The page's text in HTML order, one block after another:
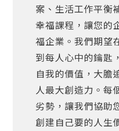
案、生活工作平衡
幸福課程，讓您的
福企業。我們期望
到每人心中的鑰匙
自我的價值，大膽
人最大創造力。每
劣勢，讓我們協助
創建自己要的人生